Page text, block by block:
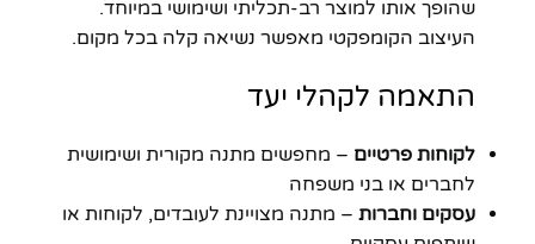
שהופך אותו למוצר רב-תכליתי ושימושי במיוחד.
העיצוב הקומפקטי מאפשר נשיאה קלה בכל מקום.
התאמה לקהלי יעד
לקוחות פרטיים – מחפשים מתנה מקורית ושימושית
לחברים או בני משפחה
עסקים וחברות – מתנה מצויינת לעובדים, לקוחות או